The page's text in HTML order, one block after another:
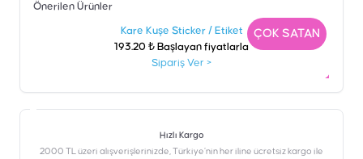
Önerilen Ürünler
ÇOK SATAN
Kare Kuşe Sticker / Etiket
193.20 ₺ Başlayan fiyatlarla
Sipariş Ver >
Hızlı Kargo
2000 TL üzeri alışverişlerinizde, Türkiye’nin her iline ücretsiz kargo ile